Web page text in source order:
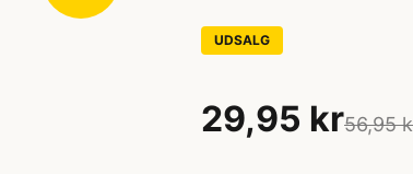
UDSALG
29,95 kr56,95